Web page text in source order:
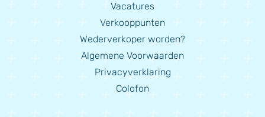
Vacatures
Verkooppunten
Wederverkoper worden?
Algemene Voorwaarden
Privacyverklaring
Colofon